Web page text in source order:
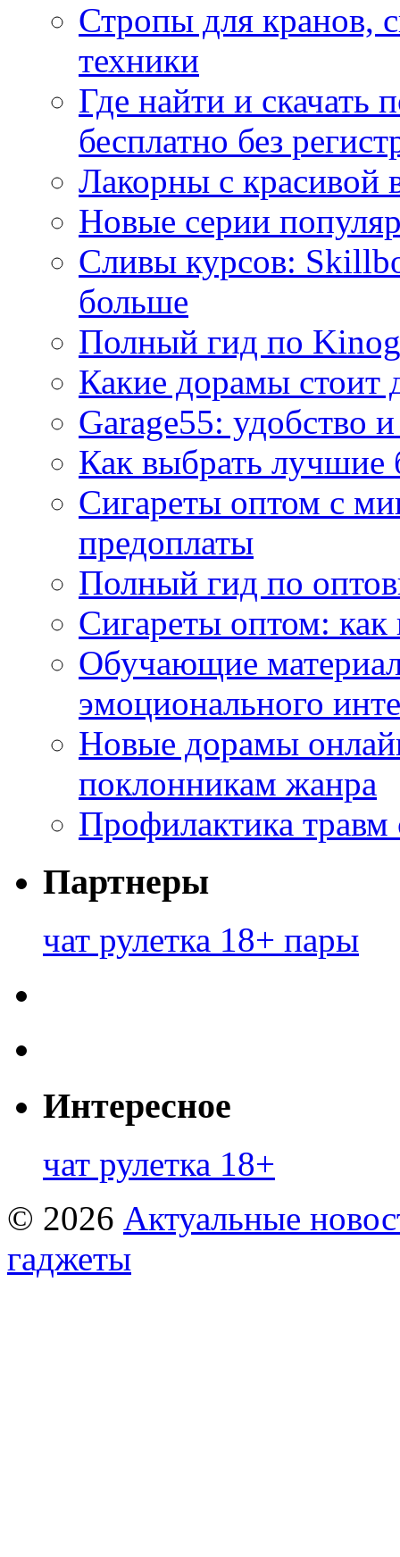
Стропы для кранов,
техники
Где найти и
бесплатно без
Лакорны с красивой
Новые серии
Сливы курсов:
больше
Полный гид по
Какие дорамы стоит
Garage55: удобство
Как выбрать
Сигареты оптом с
предоплаты
Полный гид по
Сигареты оптом:
Обучающие
эмоционального
Новые дорамы
поклонникам жанра
Профилактика травм
Партнеры
чат рулетка 18+ пары
Интересное
чат рулетка 18+
© 2026 Актуальные
гаджеты